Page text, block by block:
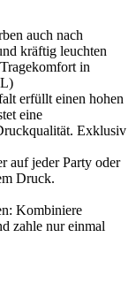
auch nach
kräftig leuchten
in
erfüllt einen hohen
eine
Exklusiv
auf jeder Party oder
Druck.
Kombiniere
zahle nur einmal